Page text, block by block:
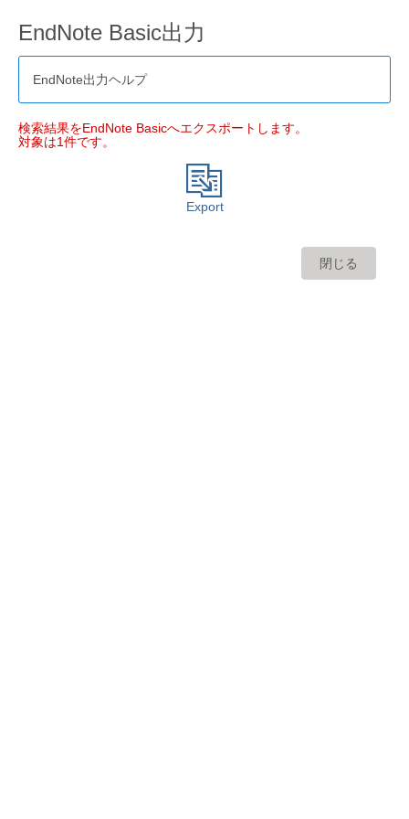
EndNote Basic出力
EndNote出力ヘルプ
検索結果をEndNote Basicへエクスポートします。
対象は1件です。
Export